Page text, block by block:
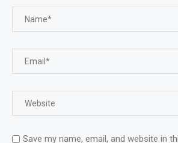
Save my name, email, and website in